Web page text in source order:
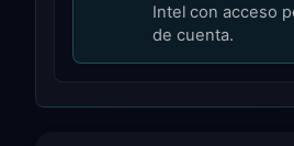
Intel con acceso
de cuenta.